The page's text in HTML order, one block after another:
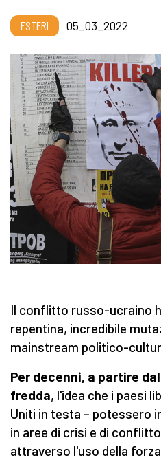
ESTERI 05_03_2022
Il conflitto russo-ucraino
repentina, incredibile
mainstream politico-
Per decenni, a partire
fredda, l'idea che i paesi
Uniti in testa – potessero
in aree di crisi e di
attraverso l'uso della